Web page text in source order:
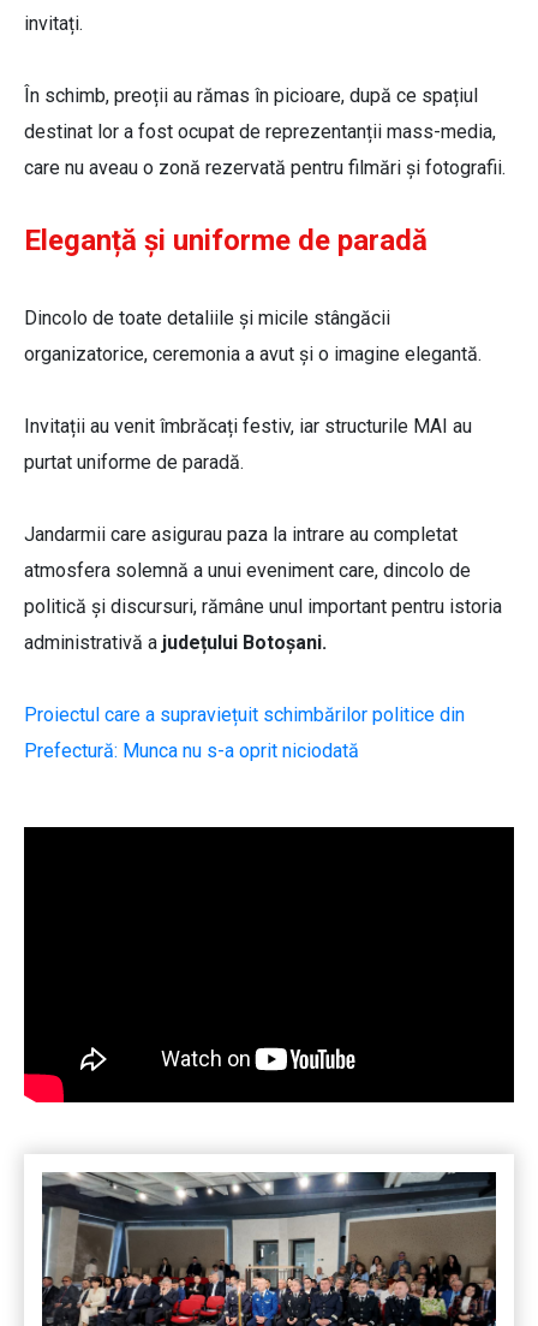
invitați.
În schimb, preoții au rămas în picioare, după ce spațiul
destinat lor a fost ocupat de reprezentanții mass-media,
care nu aveau o zonă rezervată pentru filmări și fotografii.
Eleganță și uniforme de paradă
Dincolo de toate detaliile și micile stângăcii
organizatorice, ceremonia a avut și o imagine elegantă.
Invitații au venit îmbrăcați festiv, iar structurile MAI au
purtat uniforme de paradă.
Jandarmii care asigurau paza la intrare au completat
atmosfera solemnă a unui eveniment care, dincolo de
politică și discursuri, rămâne unul important pentru istoria
administrativă a județului Botoșani.
Proiectul care a supraviețuit schimbărilor politice din
Prefectură: Munca nu s-a oprit niciodată